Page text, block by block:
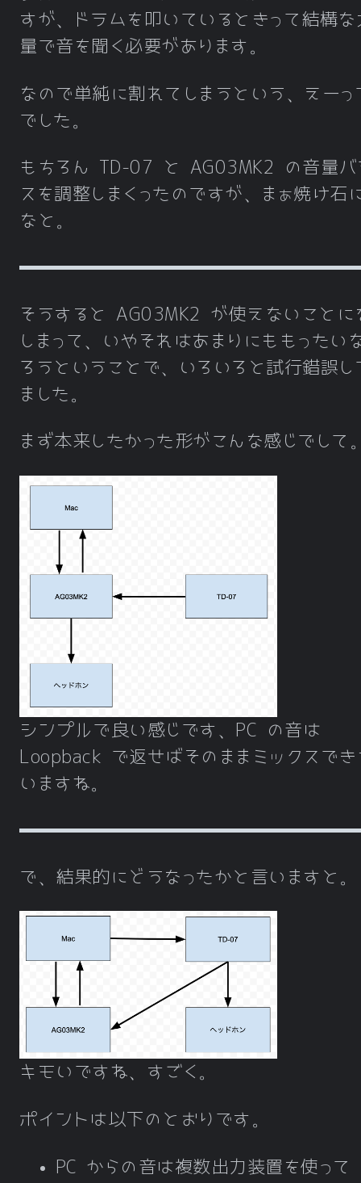
すが、ドラムを叩いているときって結構な
量で音を聞く必要があります。
なので単純に割れてしまうという、えーっ
でした。
もちろん TD-07 と AG03MK2 の音量バ
スを調整しまくったのですが、まぁ焼け石
なと。
そうすると AG03MK2 が使えないことに
しまって、いやそれはあまりにももったい
ろうということで、いろいろと試行錯誤し
ました。
まず本来したかった形がこんな感じでして
シンプルで良い感じです、PC の音は
Loopback で返せばそのままミックスでき
いますね。
で、結果的にどうなったかと言いますと。
キモいですね、すごく。
ポイントは以下のとおりです。
PC からの音は複数出力装置を使って